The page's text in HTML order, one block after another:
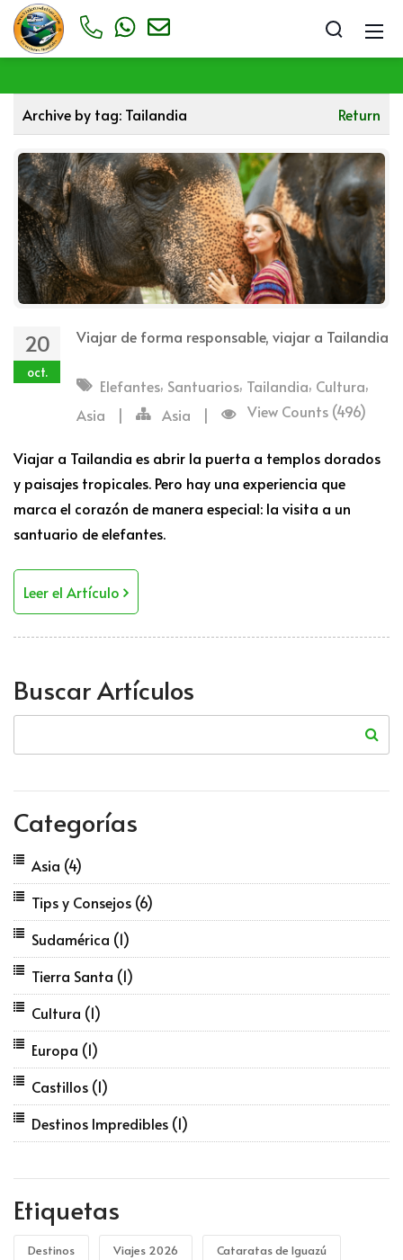
Archive by tag: Tailandia Return
20
oct.
Viajar de forma responsable, viajar a Tailandia
Elefantes, Santuarios, Tailandia, Cultura,
Asia
| Asia | View Counts (496)
Viajar a Tailandia es abrir la puerta a templos dorados
y paisajes tropicales. Pero hay una experiencia que
marca el corazón de manera especial: la visita a un
santuario de elefantes.
Leer el Artículo
Buscar Artículos
Categorías
Asia (4)
Tips y Consejos (6)
Sudamérica (1)
Tierra Santa (1)
Cultura (1)
Europa (1)
Castillos (1)
Destinos Impredibles (1)
Etiquetas
Destinos Viajes 2026 Cataratas de Iguazú